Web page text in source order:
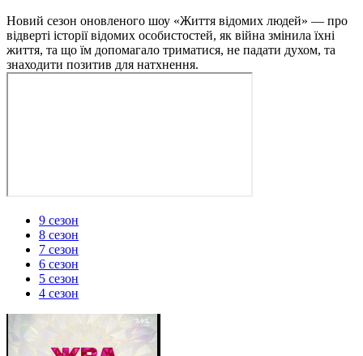
Новий сезон оновленого шоу «Життя відомих людей» — про
відверті історії відомих особистостей, як війна змінила їхні
життя, та що їм допомагало триматися, не падати духом, та
знаходити позитив для натхнення.
9 сезон
8 сезон
7 сезон
6 сезон
5 сезон
4 сезон